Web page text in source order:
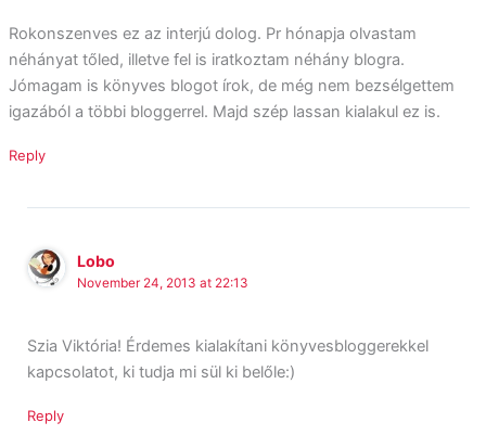
Rokonszenves ez az interjú dolog. Pr hónapja olvastam
néhányat tőled, illetve fel is iratkoztam néhány blogra.
Jómagam is könyves blogot írok, de még nem bezsélgettem
igazából a többi bloggerrel. Majd szép lassan kialakul ez is.
Reply
Lobo
November 24, 2013 at 22:13
Szia Viktória! Érdemes kialakítani könyvesbloggerekkel
kapcsolatot, ki tudja mi sül ki belőle:)
Reply